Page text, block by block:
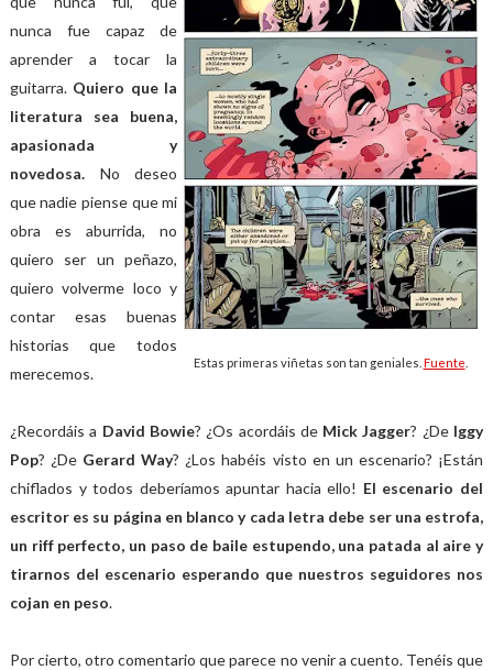
Estas primeras viñetas son tan geniales. Fuente
nunca fue capaz de
aprender a tocar la
guitarra. Quiero que la
literatura sea buena,
apasionada y
novedosa. No deseo
que nadie piense que mi
obra es aburrida, no
quiero ser un peñazo,
quiero volverme loco y
contar esas buenas
historias que todos
merecemos.
¿Recordáis a David Bowie? ¿Os acordáis de Mick Jagger? ¿De Iggy
Pop? ¿De Gerard Way? ¿Los habéis visto en un escenario? ¡Están
chiflados y todos deberíamos apuntar hacia ello! El escenario del
escritor es su página en blanco y cada letra debe ser una estrofa,
un riff perfecto, un paso de baile estupendo, una patada al aire y
tirarnos del escenario esperando que nuestros seguidores nos
cojan en peso.
Por cierto, otro comentario que parece no venir a cuento. Tenéis que